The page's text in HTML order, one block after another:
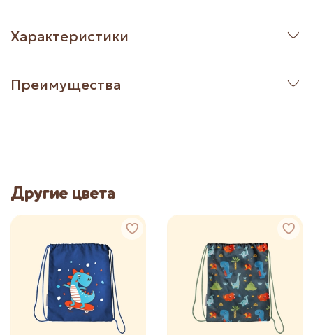
Характеристики
Преимущества
Другие цвета